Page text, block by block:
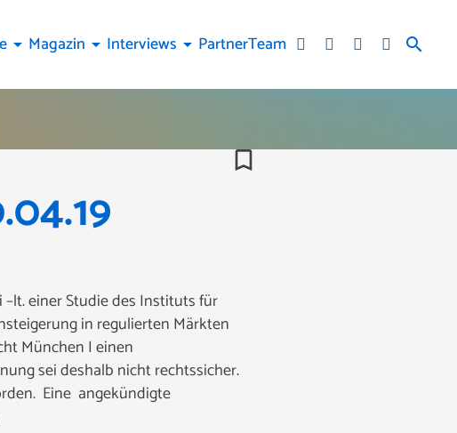
search
arrow_drop_down Magazin arrow_drop_down Interviews arrow_drop_down PartnerTeam
bookmark_border
einer Studie des Instituts für
in regulierten Märkten
München I einen
sei deshalb nicht rechtssicher.
Eine angekündigte